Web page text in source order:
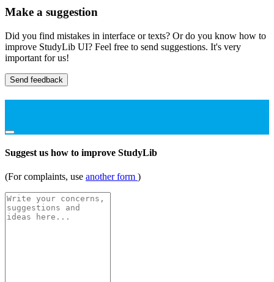
Make a suggestion
Did you find mistakes in interface or texts? Or do you know how to
improve StudyLib UI? Feel free to send suggestions. It's very
important for us!
Send feedback
Suggest us how to improve StudyLib
(For complaints, use another form )